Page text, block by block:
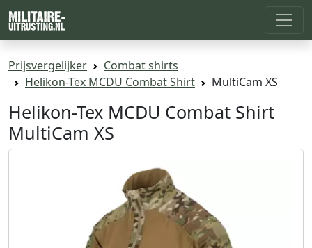
Prijsvergelijker
Combat shirts
Helikon-Tex MCDU Combat Shirt
MultiCam XS
Helikon-Tex MCDU Combat Shirt
MultiCam XS